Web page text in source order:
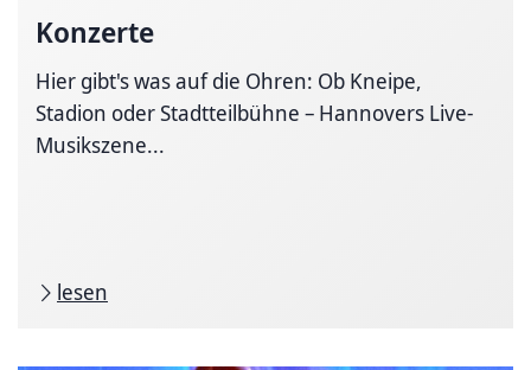
Konzerte
Hier gibt's was auf die Ohren: Ob Kneipe,
Stadion oder Stadtteilbühne – Hannovers Live-
Musikszene...
lesen